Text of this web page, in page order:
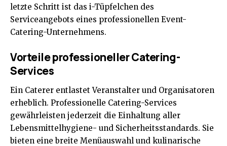
letzte Schritt ist das i-Tüpfelchen des
Serviceangebots eines professionellen Event-
Catering-Unternehmens.
Vorteile professioneller Catering-
Services
Ein Caterer entlastet Veranstalter und Organisatoren
erheblich. Professionelle Catering-Services
gewährleisten jederzeit die Einhaltung aller
Lebensmittelhygiene- und Sicherheitsstandards. Sie
bieten eine breite Menüauswahl und kulinarische